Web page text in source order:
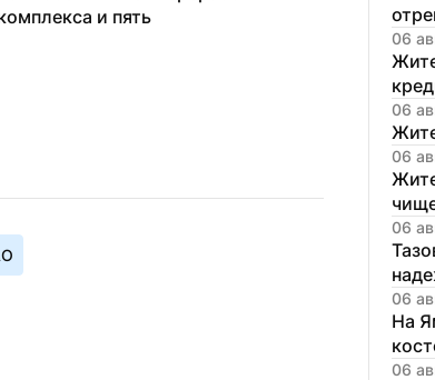
и пять
06
06
06
06
06
На
06